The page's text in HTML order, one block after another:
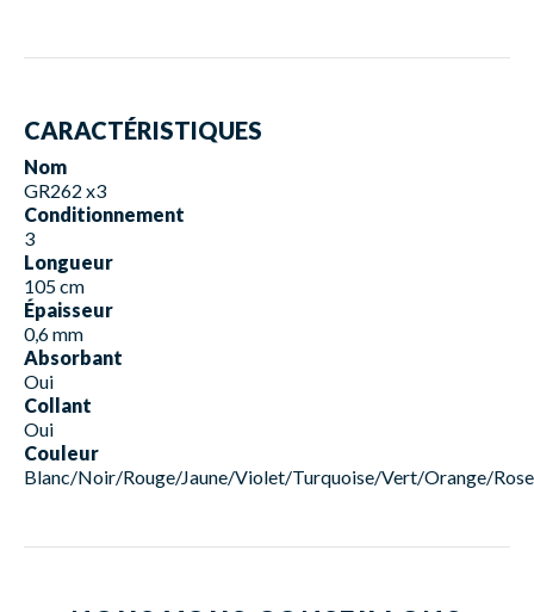
CARACTÉRISTIQUES
Nom
GR262 x3
Conditionnement
3
Longueur
105 cm
Épaisseur
0,6 mm
Absorbant
Oui
Collant
Oui
Couleur
Blanc/Noir/Rouge/Jaune/Violet/Turquoise/Vert/Orange/Rose